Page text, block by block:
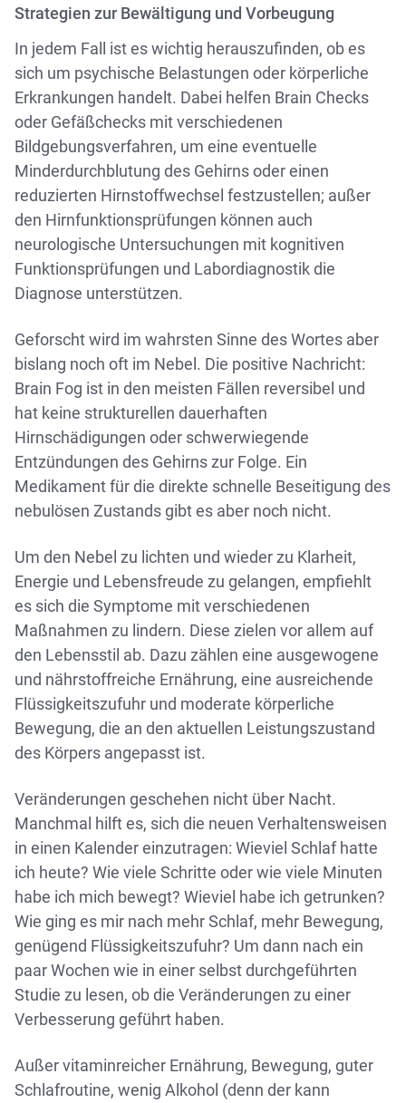
Strategien zur Bewältigung und Vorbeugung
In jedem Fall ist es wichtig herauszufinden, ob es
sich um psychische Belastungen oder körperliche
Erkrankungen handelt. Dabei helfen Brain Checks
oder Gefäßchecks mit verschiedenen
Bildgebungsverfahren, um eine eventuelle
Minderdurchblutung des Gehirns oder einen
reduzierten Hirnstoffwechsel festzustellen; außer
den Hirnfunktionsprüfungen können auch
neurologische Untersuchungen mit kognitiven
Funktionsprüfungen und Labordiagnostik die
Diagnose unterstützen.
Geforscht wird im wahrsten Sinne des Wortes aber
bislang noch oft im Nebel. Die positive Nachricht:
Brain Fog ist in den meisten Fällen reversibel und
hat keine strukturellen dauerhaften
Hirnschädigungen oder schwerwiegende
Entzündungen des Gehirns zur Folge. Ein
Medikament für die direkte schnelle Beseitigung des
nebulösen Zustands gibt es aber noch nicht.
Um den Nebel zu lichten und wieder zu Klarheit,
Energie und Lebensfreude zu gelangen, empfiehlt
es sich die Symptome mit verschiedenen
Maßnahmen zu lindern. Diese zielen vor allem auf
den Lebensstil ab. Dazu zählen eine ausgewogene
und nährstoffreiche Ernährung, eine ausreichende
Flüssigkeitszufuhr und moderate körperliche
Bewegung, die an den aktuellen Leistungszustand
des Körpers angepasst ist.
Veränderungen geschehen nicht über Nacht.
Manchmal hilft es, sich die neuen Verhaltensweisen
in einen Kalender einzutragen: Wieviel Schlaf hatte
ich heute? Wie viele Schritte oder wie viele Minuten
habe ich mich bewegt? Wieviel habe ich getrunken?
Wie ging es mir nach mehr Schlaf, mehr Bewegung,
genügend Flüssigkeitszufuhr? Um dann nach ein
paar Wochen wie in einer selbst durchgeführten
Studie zu lesen, ob die Veränderungen zu einer
Verbesserung geführt haben.
Außer vitaminreicher Ernährung, Bewegung, guter
Schlafroutine, wenig Alkohol (denn der kann